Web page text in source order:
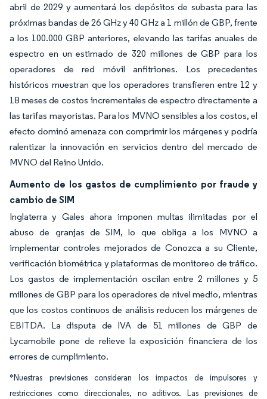
abril de 2029 y aumentará los depósitos de subasta para las
próximas bandas de 26 GHz y 40 GHz a 1 millón de GBP, frente
a los 100.000 GBP anteriores, elevando las tarifas anuales de
espectro en un estimado de 320 millones de GBP para los
operadores de red móvil anfitriones. Los precedentes
históricos muestran que los operadores transfieren entre 12 y
18 meses de costos incrementales de espectro directamente a
las tarifas mayoristas. Para los MVNO sensibles a los costos, el
efecto dominó amenaza con comprimir los márgenes y podría
ralentizar la innovación en servicios dentro del mercado de
MVNO del Reino Unido.
Aumento de los gastos de cumplimiento por fraude y
cambio de SIM
Inglaterra y Gales ahora imponen multas ilimitadas por el
abuso de granjas de SIM, lo que obliga a los MVNO a
implementar controles mejorados de Conozca a su Cliente,
verificación biométrica y plataformas de monitoreo de tráfico.
Los gastos de implementación oscilan entre 2 millones y 5
millones de GBP para los operadores de nivel medio, mientras
que los costos continuos de análisis reducen los márgenes de
EBITDA. La disputa de IVA de 51 millones de GBP de
Lycamobile pone de relieve la exposición financiera de los
errores de cumplimiento.
*Nuestras previsiones consideran los impactos de impulsores y
restricciones como direccionales, no aditivos. Las previsiones de